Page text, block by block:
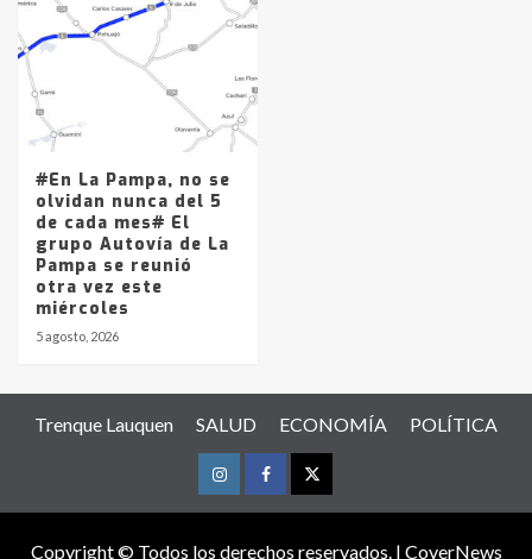
#En La Pampa, no se
olvidan nunca del 5
de cada mes# El
grupo Autovía de La
Pampa se reunió
otra vez este
miércoles
5 agosto, 2026
Trenque Lauquen SALUD ECONOMÍA POLÍTICA
InstagramFacebookTwitter
Copyright © Todos los derechos reservados. | CoverNews